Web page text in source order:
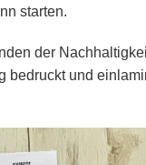
starten.
der
bedruckt und